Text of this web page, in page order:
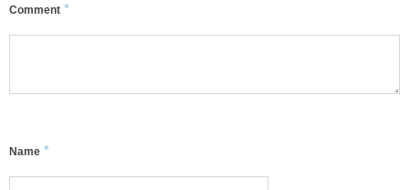
Comment *
Name *